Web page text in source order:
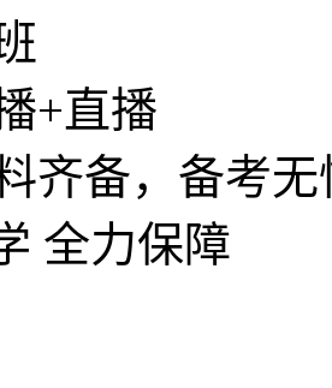
+直播
齐备，备考无
全力保障